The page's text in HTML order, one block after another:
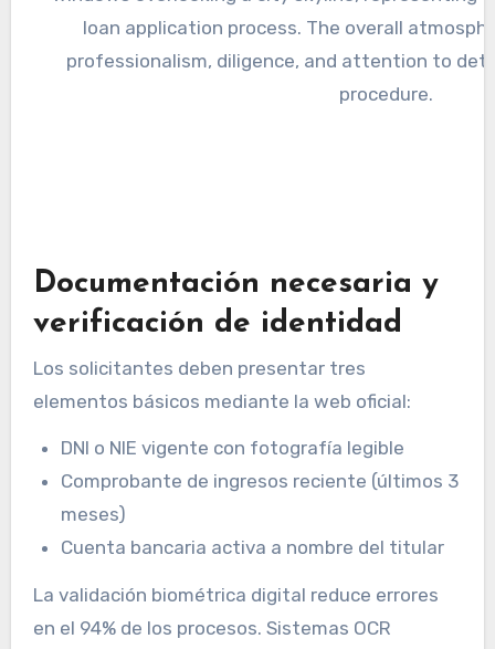
Documentación necesaria y
verificación de identidad
Los solicitantes deben presentar tres
elementos básicos mediante la web oficial:
DNI o NIE vigente con fotografía legible
Comprobante de ingresos reciente (últimos 3
meses)
Cuenta bancaria activa a nombre del titular
La validación biométrica digital reduce errores
en el 94% de los procesos. Sistemas OCR